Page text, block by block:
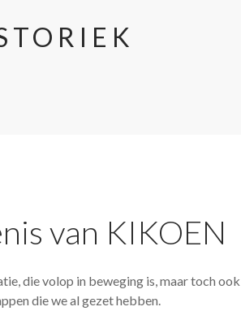
van KIKOEN
die volop in beweging is, maar toch
die we al gezet hebben.